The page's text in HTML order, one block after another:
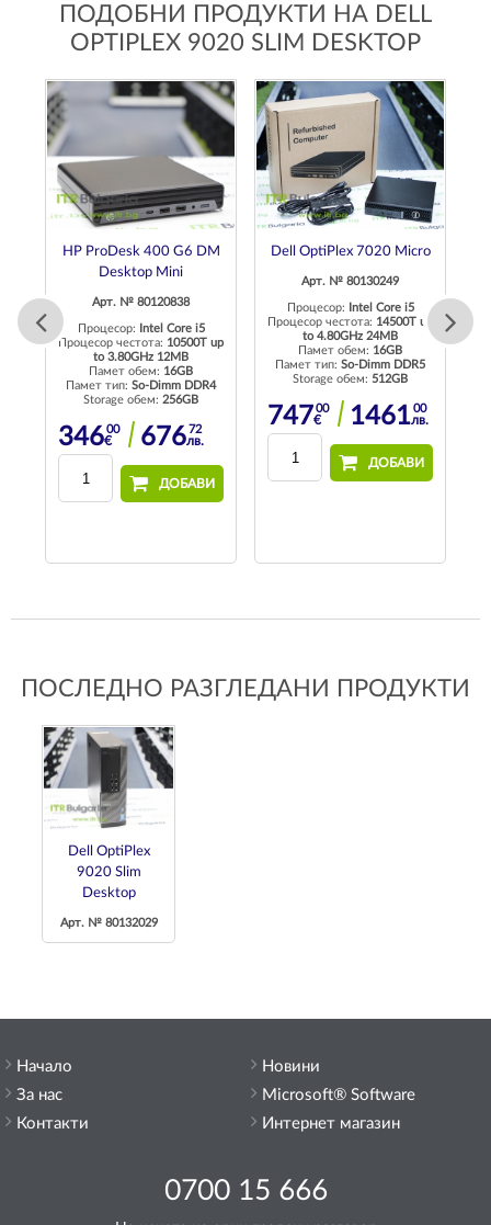
ПОДОБНИ ПРОДУКТИ НА DELL
OPTIPLEX 9020 SLIM DESKTOP
HP ProDesk 400 G6 DM
Desktop Mini
Арт. № 80120838
Процесор:
Intel Core i5
Процесор честота: 10500T up
to 3.80GHz 12MB
Памет обем: 16GB
Памет тип: So-Dimm DDR4
Storage обем: 256GB
34600
€ 67672
лв.
ДОБАВИ
Dell OptiPlex 7020 Micro
Арт. № 80130249
Процесор:
Intel Core i5
Процесор честота: 14500T up
to 4.80GHz 24MB
Памет обем: 16GB
Памет тип: So-Dimm DDR5
Storage обем: 512GB
74700
€ 146100
лв.
ДОБАВИ
ПОСЛЕДНО РАЗГЛЕДАНИ ПРОДУКТИ
Dell OptiPlex
9020 Slim
Desktop
Арт. № 80132029
Начало
За нас
Контакти
0700 15 666
Новини
Microsoft® Software
Интернет магазин